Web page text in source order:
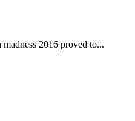
2016 proved to...